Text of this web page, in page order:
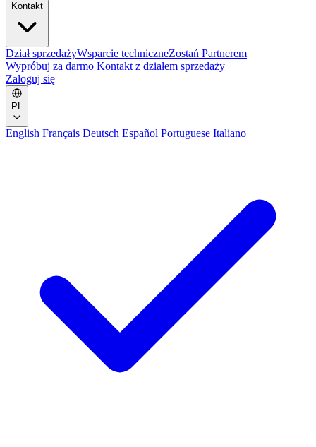
Kontakt
Dział sprzedażyWsparcie techniczneZostań Partnerem
Wypróbuj za darmo Kontakt z działem sprzedaży
Zaloguj się
PL
English Français Deutsch Español Portuguese Italiano